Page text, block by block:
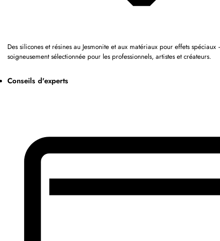
Des silicones et résines au Jesmonite et aux matériaux pour effets
soigneusement sélectionnée pour les professionnels, artistes et créateurs.
Conseils d'experts